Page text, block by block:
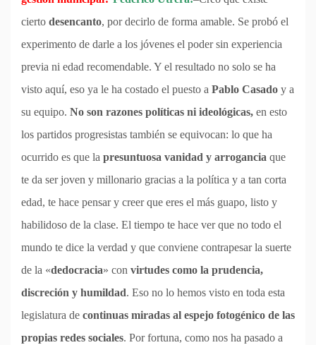
cierto desencanto, por decirlo de forma amable. Se probó el
experimento de darle a los jóvenes el poder sin experiencia
previa ni edad recomendable. Y el resultado no solo se ha
visto aquí, eso ya le ha costado el puesto a Pablo Casado y a
su equipo. No son razones políticas ni ideológicas, en esto
los partidos progresistas también se equivocan: lo que ha
ocurrido es que la presuntuosa vanidad y arrogancia que
te da ser joven y millonario gracias a la política y a tan corta
edad, te hace pensar y creer que eres el más guapo, listo y
habilidoso de la clase. El tiempo te hace ver que no todo el
mundo te dice la verdad y que conviene contrapesar la suerte
de la «dedocracia» con virtudes como la prudencia,
discreción y humildad. Eso no lo hemos visto en toda esta
legislatura de continuas miradas al espejo fotogénico de las
propias redes sociales. Por fortuna, como nos ha pasado a